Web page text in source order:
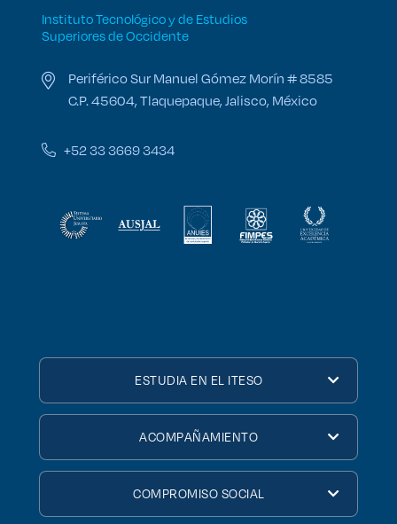
Instituto Tecnológico y de Estudios
Superiores de Occidente
Periférico Sur Manuel Gómez Morín # 8585
C.P. 45604, Tlaquepaque, Jalisco, México
+52 33 3669 3434
ESTUDIA EN EL ITESO
ACOMPAÑAMIENTO
COMPROMISO SOCIAL